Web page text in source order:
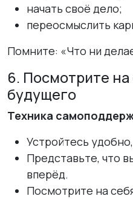
начать своё дело;
переосмыслить
Помните: «Что ни
6. Посмотрите
будущего
Техника
Устройтесь
Представьте, что
вперёд.
Посмотрите на